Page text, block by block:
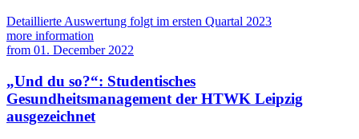
Detaillierte Auswertung folgt im ersten Quartal 2023
more information
from 01. December 2022
„Und du so?“: Studentisches
Gesundheitsmanagement der HTWK Leipzig
ausgezeichnet